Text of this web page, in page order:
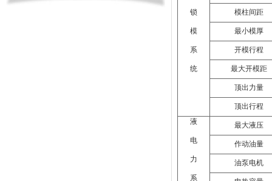
锁
模
系
统
模柱间距
最小模厚
开模行程
最大开模距
顶出力量
顶出行程
液
电
力
系
最大液压
作动油量
油泵电机